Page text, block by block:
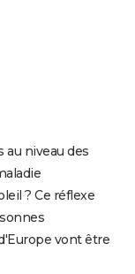
niveau des
? Ce réflexe
vont être